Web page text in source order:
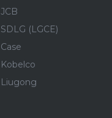
(LGCE)
Liugong